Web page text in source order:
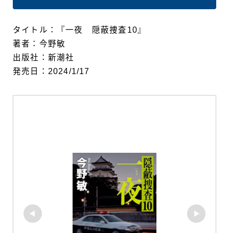
タイトル：『一夜 隠蔽捜査10』
著者：今野敏
出版社：新潮社
発売日：2024/1/17